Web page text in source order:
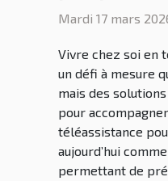
la
Mardi 17 mars
Vivre chez soi en
un défi à mesure
mais des
pour
téléassistance
aujourd’hui
permettant de